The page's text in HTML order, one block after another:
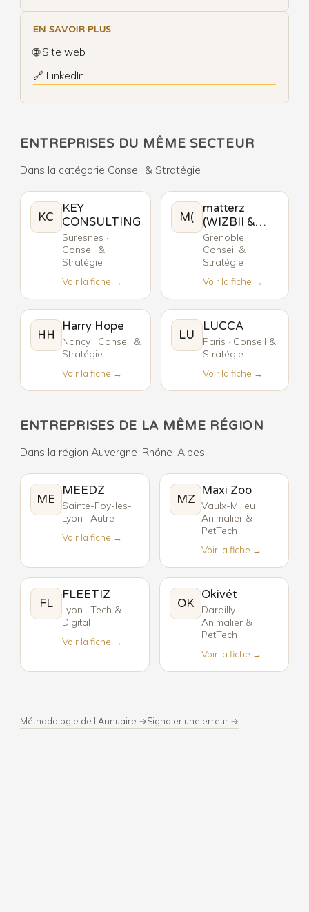
EN SAVOIR PLUS
🌐 Site web
🔗 LinkedIn
ENTREPRISES DU MÊME SECTEUR
Dans la catégorie Conseil & Stratégie
KC
KEY
CONSULTING
Suresnes ·
Conseil &
Stratégie
Voir la fiche →
M(
matterz
(WIZBII &
obendy)
Grenoble ·
Conseil &
Stratégie
Voir la fiche →
HH
Harry Hope
Nancy · Conseil &
Stratégie
Voir la fiche →
LU
LUCCA
Paris · Conseil &
Stratégie
Voir la fiche →
ENTREPRISES DE LA MÊME RÉGION
Dans la région Auvergne-Rhône-Alpes
ME
MEEDZ
Sainte-Foy-les-
Lyon · Autre
Voir la fiche →
MZ
Maxi Zoo
Vaulx-Milieu ·
Animalier &
PetTech
Voir la fiche →
FL
FLEETIZ
Lyon · Tech &
Digital
Voir la fiche →
OK
Okivét
Dardilly ·
Animalier &
PetTech
Voir la fiche →
Méthodologie de l'Annuaire →Signaler une erreur →